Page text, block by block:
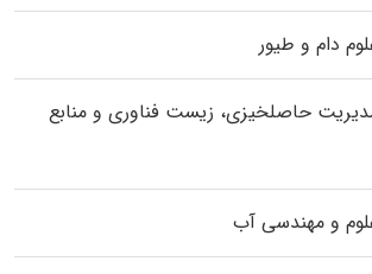
دام و طیور
حاصلخیزی، زیست فناوری و منابع
و مهندسی آب